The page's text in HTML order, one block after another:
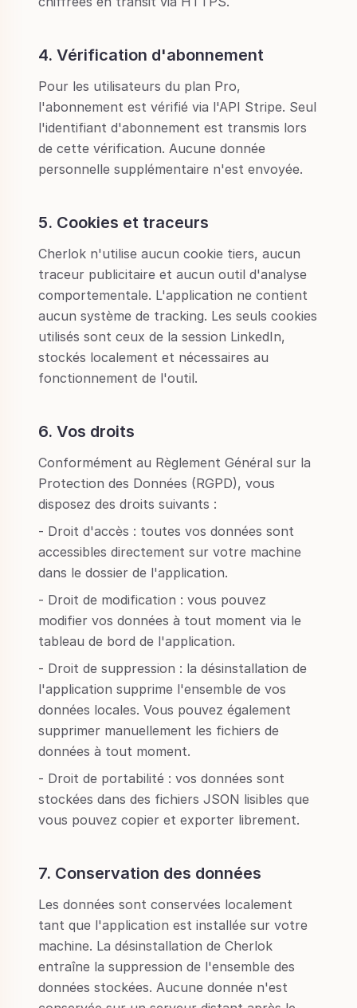
4. Vérification d'abonnement
Pour les utilisateurs du plan Pro,
l'abonnement est vérifié via l'API Stripe. Seul
l'identifiant d'abonnement est transmis lors
de cette vérification. Aucune donnée
personnelle supplémentaire n'est envoyée.
5. Cookies et traceurs
Cherlok n'utilise aucun cookie tiers, aucun
traceur publicitaire et aucun outil d'analyse
comportementale. L'application ne contient
aucun système de tracking. Les seuls cookies
utilisés sont ceux de la session LinkedIn,
stockés localement et nécessaires au
fonctionnement de l'outil.
6. Vos droits
Conformément au Règlement Général sur la
Protection des Données (RGPD), vous
disposez des droits suivants :
- Droit d'accès : toutes vos données sont
accessibles directement sur votre machine
dans le dossier de l'application.
- Droit de modification : vous pouvez
modifier vos données à tout moment via le
tableau de bord de l'application.
- Droit de suppression : la désinstallation de
l'application supprime l'ensemble de vos
données locales. Vous pouvez également
supprimer manuellement les fichiers de
données à tout moment.
- Droit de portabilité : vos données sont
stockées dans des fichiers JSON lisibles que
vous pouvez copier et exporter librement.
7. Conservation des données
Les données sont conservées localement
tant que l'application est installée sur votre
machine. La désinstallation de Cherlok
entraîne la suppression de l'ensemble des
données stockées. Aucune donnée n'est